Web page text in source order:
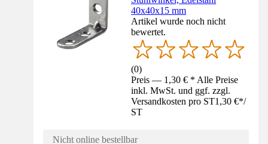
40x40x15 mm
Artikel wurde noch nicht
bewertet.
(0)
Preis — 1,30 € * Alle Preise
inkl. MwSt. und ggf. zzgl.
Versandkosten pro ST1,30 €*/
ST
Nicht online bestellbar